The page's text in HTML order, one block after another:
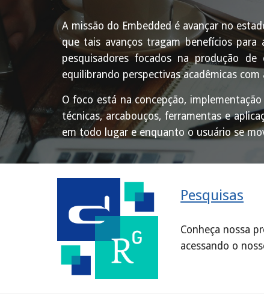
A missão do Embedded é avançar no
que tais avanços tragam benefícios para
pesquisadores focados na produção
equilibrando perspectivas acadêmicas com
O foco está na concepção,
técnicas, arcabouços, ferramentas e
em todo lugar e enquanto o usuário se
Pesquisas
Conheça nossa
acessando o